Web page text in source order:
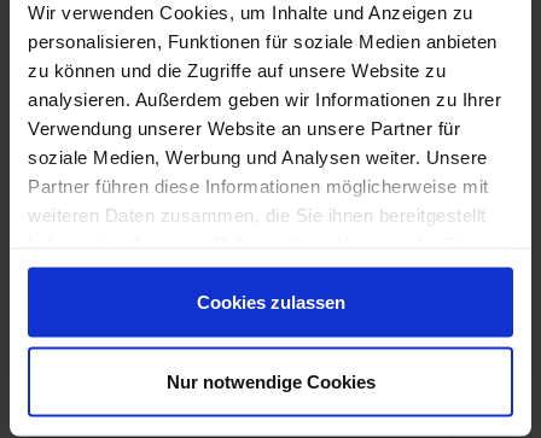
Wir verwenden Cookies, um Inhalte und Anzeigen zu
personalisieren, Funktionen für soziale Medien anbieten
zu können und die Zugriffe auf unsere Website zu
analysieren. Außerdem geben wir Informationen zu Ihrer
Verwendung unserer Website an unsere Partner für
soziale Medien, Werbung und Analysen weiter. Unsere
Partner führen diese Informationen möglicherweise mit
weiteren Daten zusammen, die Sie ihnen bereitgestellt
gesammelt haben.
Cookies zulassen
Nur notwendige Cookies